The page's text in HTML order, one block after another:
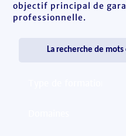
objectif principal de
professionnelle.